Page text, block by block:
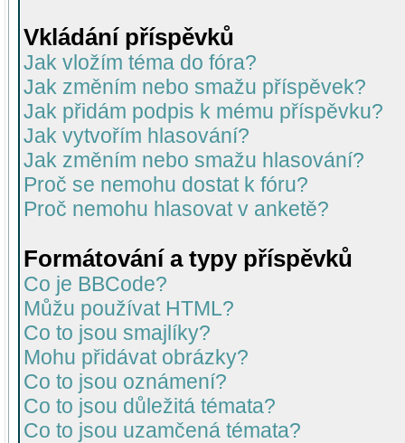
Vkládání příspěvků
Jak vložím téma do fóra?
Jak změním nebo smažu příspěvek?
Jak přidám podpis k mému příspěvku?
Jak vytvořím hlasování?
Jak změním nebo smažu hlasování?
Proč se nemohu dostat k fóru?
Proč nemohu hlasovat v anketě?
Formátování a typy příspěvků
Co je BBCode?
Můžu používat HTML?
Co to jsou smajlíky?
Mohu přidávat obrázky?
Co to jsou oznámení?
Co to jsou důležitá témata?
Co to jsou uzamčená témata?